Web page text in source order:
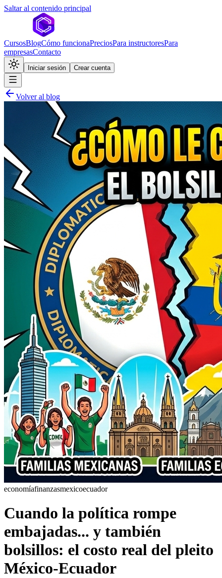
Saltar al contenido principal
CursosBlogCómo funcionaPreciosPara instructoresPara
empresasContacto
Iniciar sesión Crear cuenta
Volver al blog
economíafinanzasmexicoecuador
Cuando la política rompe
embajadas... y también
bolsillos: el costo real del pleito
México-Ecuador